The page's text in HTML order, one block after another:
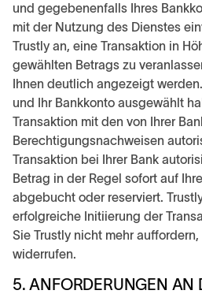
und gegebenenfalls Ihres
mit der Nutzung des Dienstes
Trustly an, eine Transaktion in
gewählten Betrags zu
Ihnen deutlich angezeigt
und Ihr Bankkonto ausgewählt
Transaktion mit den von Ihrer
Berechtigungsnachweisen
Transaktion bei Ihrer Bank
Betrag in der Regel sofort auf
abgebucht oder reserviert.
erfolgreiche Initiierung der
Sie Trustly nicht mehr
widerrufen.
5. ANFORDERUNGEN AN